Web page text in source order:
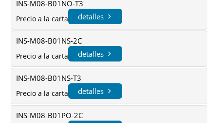
INS-M08-B01NO-T3
Precio a la carta detalles
INS-M08-B01NS-2C
Precio a la carta detalles
INS-M08-B01NS-T3
Precio a la carta detalles
INS-M08-B01PO-2C